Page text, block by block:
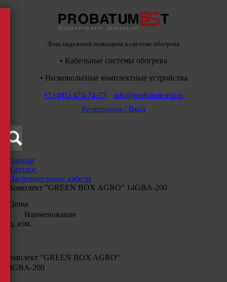
Ваш надежный помощник в системе обогрева
• Кабельные системы обогрева
• Низковольтные комплектные устройства
+7 (495) 474-74-77
info@probatum-est.ru
Регистрация / Вход
Главная
Каталог
Нагревательные кабели
Комплект "GREEN BOX AGRO" 14GBA-200
Цены
Наименование
Ед. изм.
Комплект "GREEN BOX AGRO"
14GBA-200